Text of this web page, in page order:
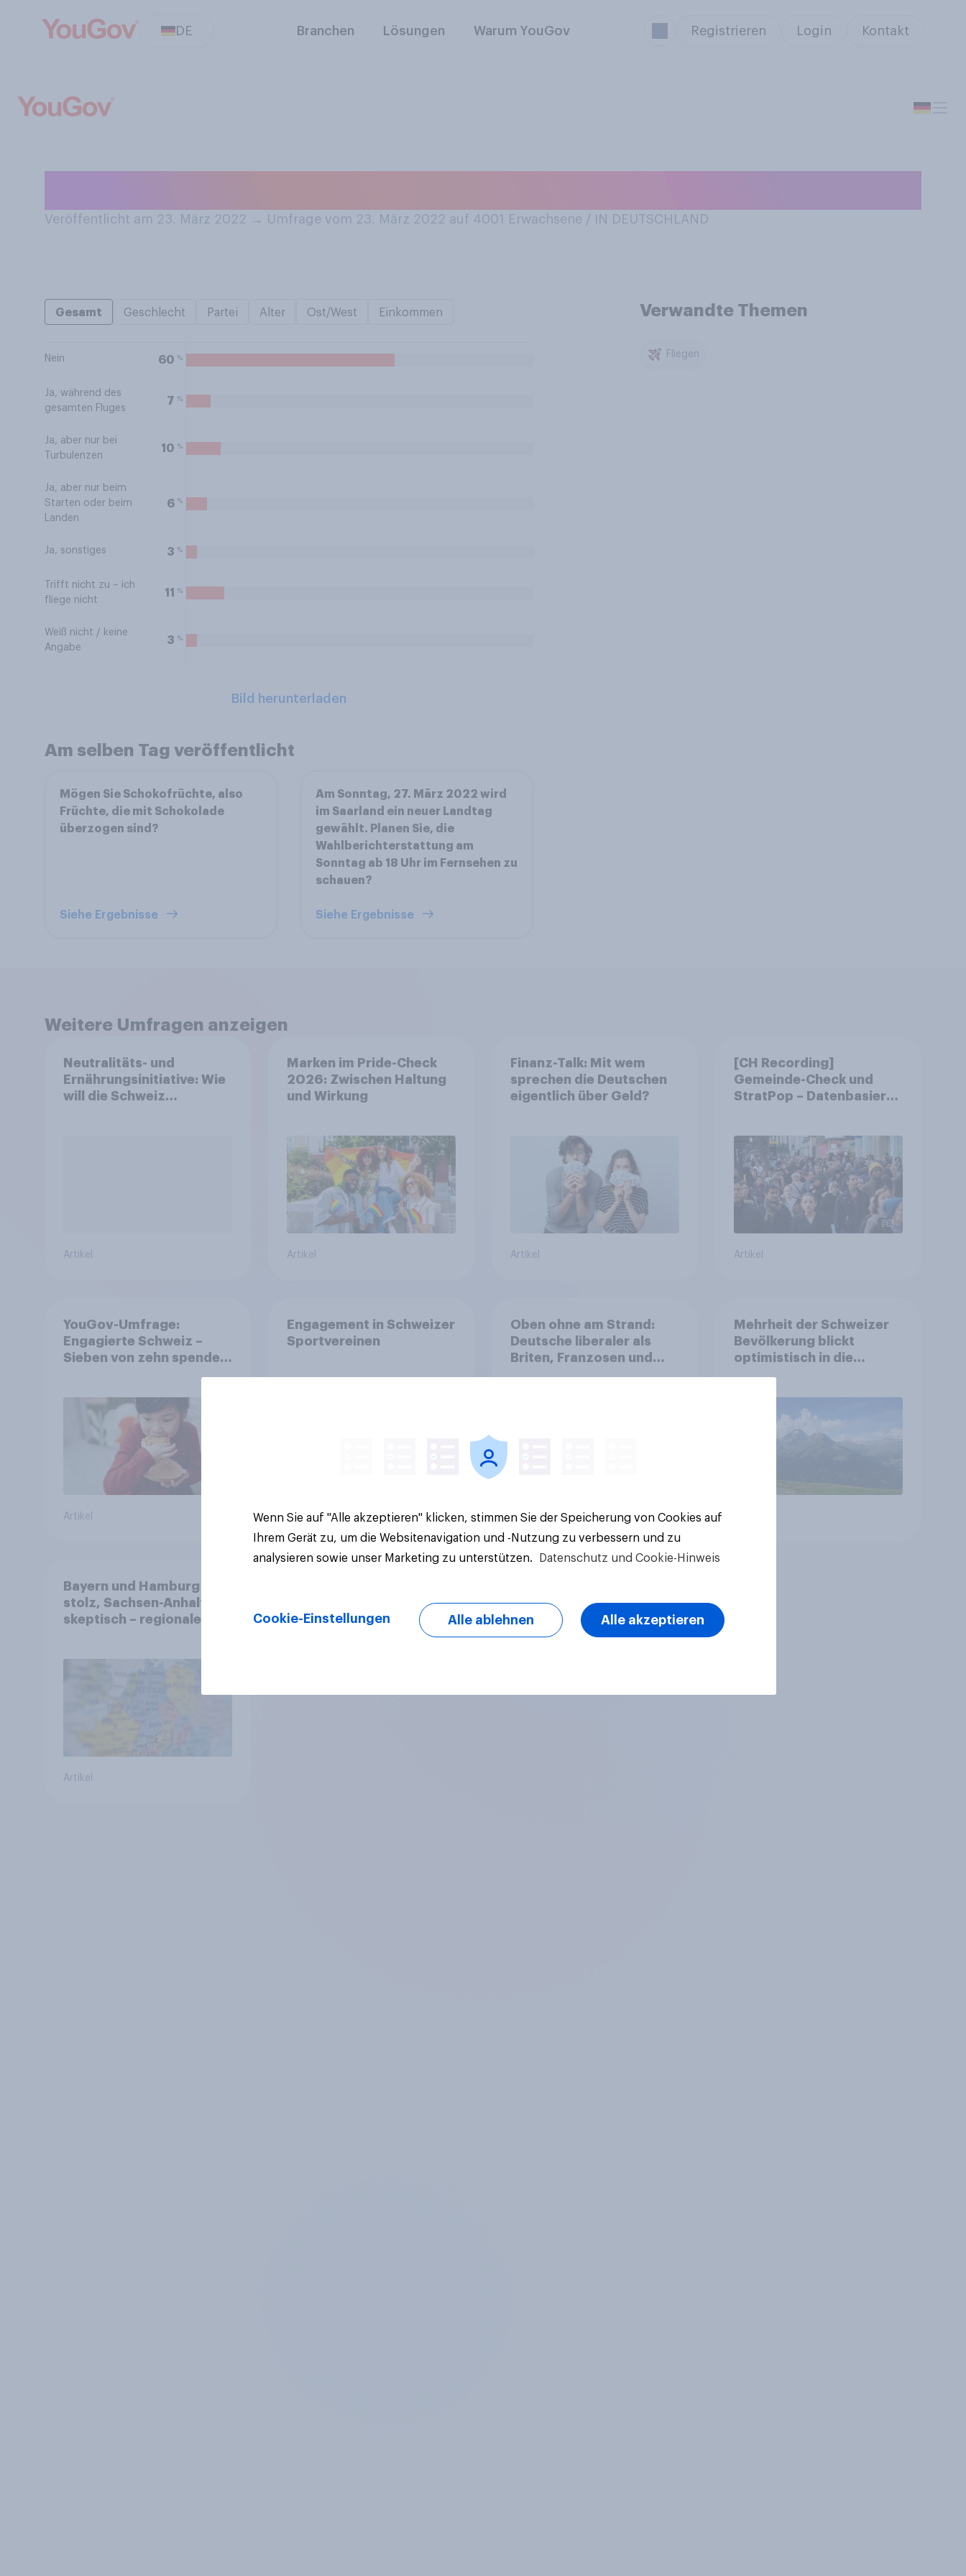
DE Branchen Lösungen Warum YouGov Registrieren Login Kontakt
Veröffentlicht am 23. März 2022 → Umfrage vom 23. März 2022 auf 4001 Erwachsene / IN DEUTSCHLAND
Gesamt Geschlecht Partei Alter Ost/West Einkommen
Nein 60 %
Ja, während des
gesamten Fluges
7 %
Ja, aber nur bei
Turbulenzen
10 %
Ja, aber nur beim
Starten oder beim
Landen
6 %
Ja, sonstiges 3 %
Trifft nicht zu – ich
fliege nicht
11 %
Weiß nicht / keine
Angabe
3 %
Bild herunterladen
Verwandte Themen
Fliegen
Am selben Tag veröffentlicht
Mögen Sie Schokofrüchte, also
Früchte, die mit Schokolade
überzogen sind?
Siehe Ergebnisse
Am Sonntag, 27. März 2022 wird
im Saarland ein neuer Landtag
gewählt. Planen Sie, die
Wahlberichterstattung am
Sonntag ab 18 Uhr im Fernsehen zu
schauen?
Siehe Ergebnisse
Weitere Umfragen anzeigen
Neutralitäts- und
Ernährungsinitiative: Wie
will die Schweiz
Artikel
Marken im Pride-Check
2026: Zwischen Haltung
und Wirkung
Artikel
Finanz-Talk: Mit wem
sprechen die Deutschen
eigentlich über Geld?
Artikel
[CH Recording]
Gemeinde-Check und
StratPop – Datenbasierte
Artikel
YouGov-Umfrage:
Engagierte Schweiz –
Sieben von zehn spenden,
Artikel
Engagement in Schweizer
Sportvereinen
Artikel
Oben ohne am Strand:
Deutsche liberaler als
Briten, Franzosen und
Artikel
Mehrheit der Schweizer
Bevölkerung blickt
optimistisch in die
Gesundheitswesen und
Altersvorsorge
Bayern und Hamburg
stolz, Sachsen-Anhalt
skeptisch – regionale
Europa im Osten am
Artikel
Wenn Sie auf "Alle akzeptieren" klicken, stimmen Sie der Speicherung von Cookies auf
Ihrem Gerät zu, um die Websitenavigation und -Nutzung zu verbessern und zu
analysieren sowie unser Marketing zu unterstützen.
Datenschutz und Cookie-Hinweis
Cookie-Einstellungen Alle ablehnen Alle akzeptieren